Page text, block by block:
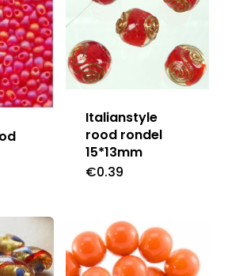
Italianstyle
rood rondel
15*13mm
€0.39